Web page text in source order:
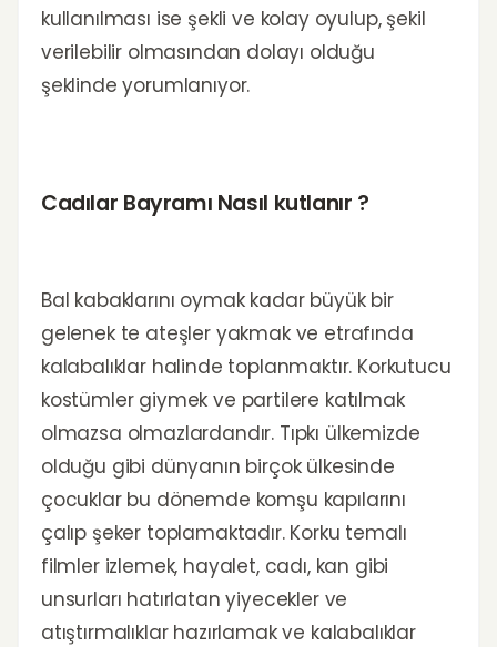
kullanılması ise şekli ve kolay oyulup, şekil
verilebilir olmasından dolayı olduğu
şeklinde yorumlanıyor.
Cadılar Bayramı Nasıl kutlanır ?
Bal kabaklarını oymak kadar büyük bir
gelenek te ateşler yakmak ve etrafında
kalabalıklar halinde toplanmaktır. Korkutucu
kostümler giymek ve partilere katılmak
olmazsa olmazlardandır. Tıpkı ülkemizde
olduğu gibi dünyanın birçok ülkesinde
çocuklar bu dönemde komşu kapılarını
çalıp şeker toplamaktadır. Korku temalı
filmler izlemek, hayalet, cadı, kan gibi
unsurları hatırlatan yiyecekler ve
atıştırmalıklar hazırlamak ve kalabalıklar